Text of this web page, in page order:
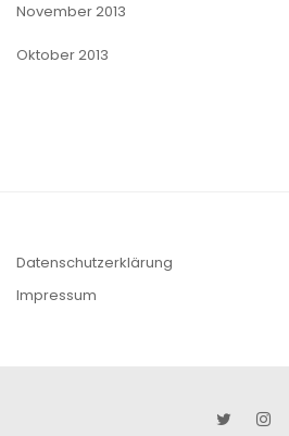
November 2013
Oktober 2013
Datenschutzerklärung
Impressum